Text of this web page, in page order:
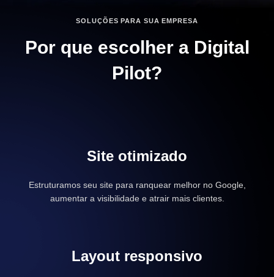
SOLUÇÕES PARA SUA EMPRESA
Por que escolher a Digital
Pilot?
Site otimizado
Estruturamos seu site para ranquear melhor no Google,
aumentar a visibilidade e atrair mais clientes.
Layout responsivo